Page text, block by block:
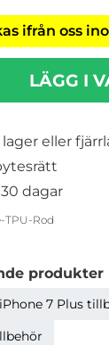
ifrån oss
LÄGG I
lager eller
dagar
TPU-Rod
produkter
iPhone 7 Plus